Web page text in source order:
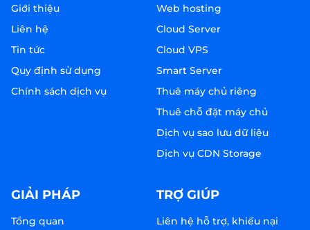
Giới thiệu
Liên hệ
Tin tức
Quy định sử dụng
Chính sách dịch vụ
Web hosting
Cloud Server
Cloud VPS
Smart Server
Thuê máy chủ riêng
Thuê chỗ đặt máy chủ
Dịch vụ sao lưu dữ liệu
Dịch vụ CDN Storage
GIẢI PHÁP
Tổng quan
TRỢ GIÚP
Liên hệ hỗ trợ, khiếu nại